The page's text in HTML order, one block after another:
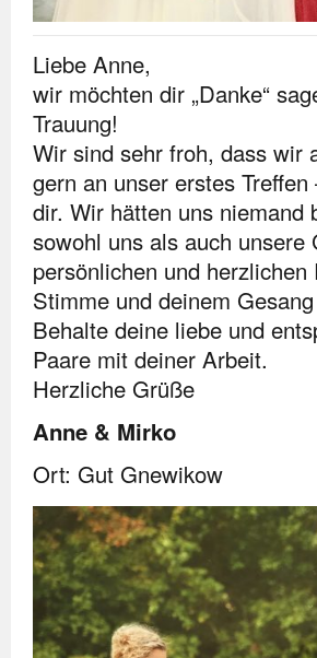
Liebe Anne,
wir möchten dir „Danke“
Trauung!
Wir sind sehr froh, dass wir
gern an unser erstes
dir. Wir hätten uns niemand
sowohl uns als auch
persönlichen und
Stimme und deinem
Behalte deine liebe und
Paare mit deiner Arbeit.
Herzliche Grüße
Anne & Mirko
Ort: Gut Gnewikow